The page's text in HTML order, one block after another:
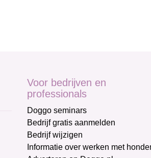
Voor bedrijven en
professionals
Doggo seminars
Bedrijf gratis aanmelden
Bedrijf wijzigen
Informatie over werken met